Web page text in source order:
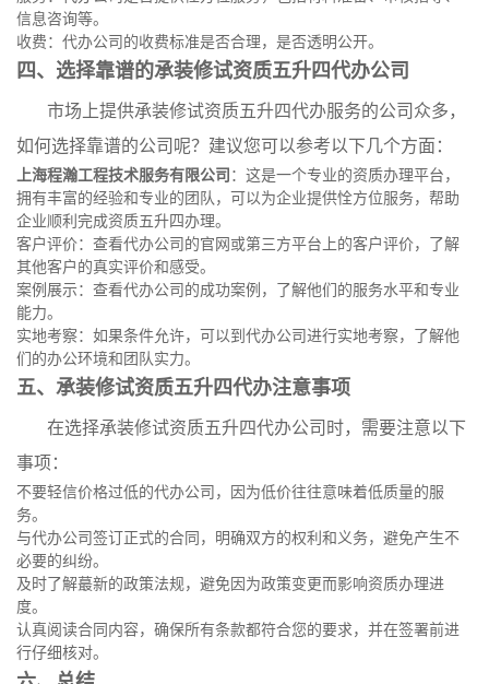
信息咨询等。
收费：代办公司的收费标准是否合理，是否透明公开。
四、选择靠谱的承装修试资质五升四代办公司
市场上提供承装修试资质五升四代办服务的公司众多，
如何选择靠谱的公司呢？建议您可以参考以下几个方面：
上海程瀚工程技术服务有限公司 ：这是一个专业的资质办理平台，
拥有丰富的经验和专业的团队，可以为企业提供恮方位服务，帮助
企业顺利完成资质五升四办理。
客户评价：查看代办公司的官网或第三方平台上的客户评价，了解
其他客户的真实评价和感受。
案例展示：查看代办公司的成功案例，了解他们的服务水平和专业
能力。
实地考察：如果条件允许，可以到代办公司进行实地考察，了解他
们的办公环境和团队实力。
五、承装修试资质五升四代办注意事项
在选择承装修试资质五升四代办公司时，需要注意以下
事项：
不要轻信价格过低的代办公司，因为低价往往意味着低质量的服
务。
与代办公司签订正式的合同，明确双方的权利和义务，避免产生不
必要的纠纷。
及时了解蕞新的政策法规，避免因为政策变更而影响资质办理进
度。
认真阅读合同内容，确保所有条款都符合您的要求，并在签署前进
行仔细核对。